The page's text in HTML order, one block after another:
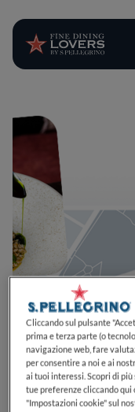
Cliccando sul pulsante
prima e terza parte (o
navigazione web, fare
per consentire a noi e ai
ai tuoi interessi. Scopri di
tue preferenze cliccando
"Impostazioni cookie" sul